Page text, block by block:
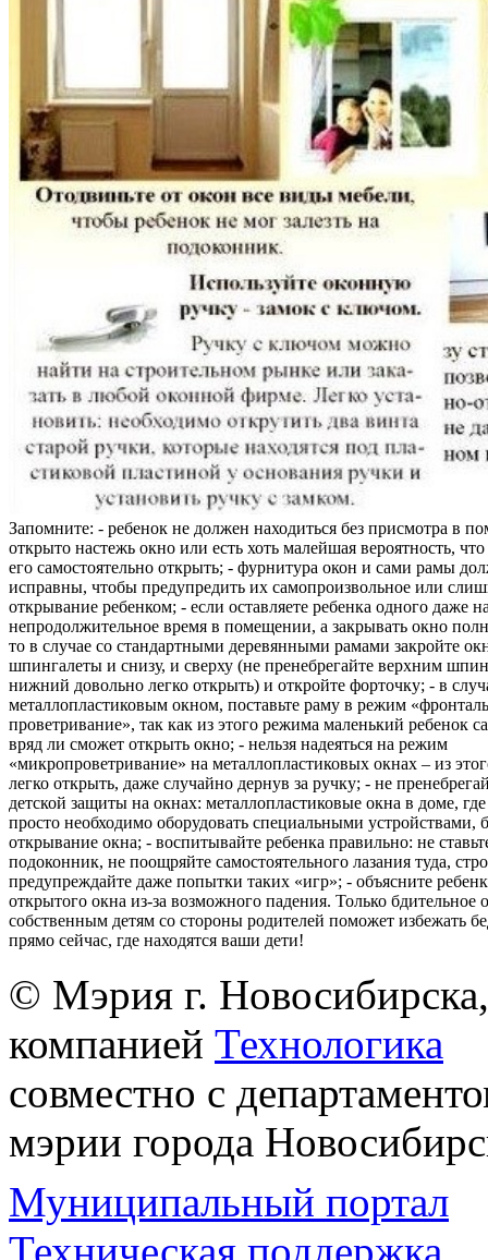
Запомните: - ребенок не должен находиться без присмотра в
открыто настежь окно или есть хоть малейшая вероятность,
его самостоятельно открыть; - фурнитура окон и сами рамы
исправны, чтобы предупредить их самопроизвольное или
открывание ребенком; - если оставляете ребенка одного даже
непродолжительное время в помещении, а закрывать окно
то в случае со стандартными деревянными рамами закройте
шпингалеты и снизу, и сверху (не пренебрегайте верхним
нижний довольно легко открыть) и откройте форточку; - в
металлопластиковым окном, поставьте раму в режим
проветривание», так как из этого режима маленький ребенок
вряд ли сможет открыть окно; - нельзя надеяться на режим
«микропроветривание» на металлопластиковых окнах – из
легко открыть, даже случайно дернув за ручку; - не
детской защиты на окнах: металлопластиковые окна в доме, где
просто необходимо оборудовать специальными
открывание окна; - воспитывайте ребенка правильно: не
подоконник, не поощряйте самостоятельного лазания туда,
предупреждайте даже попытки таких «игр»; - объясните
открытого окна из-за возможного падения. Только бдительное
собственным детям со стороны родителей поможет избежать
прямо сейчас, где находятся ваши дети!
© Мэрия г.
компанией Технологика
совместно с
мэрии города
Муниципальный портал